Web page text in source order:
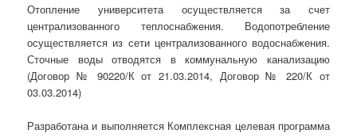
Отопление университета осуществляется за счет
централизованного теплоснабжения. Водопотребление
осуществляется из сети централизованного водоснабжения.
Сточные воды отводятся в коммунальную канализацию
(Договор № 90220/К от 21.03.2014, Договор № 220/К от
03.03.2014)
Разработана и выполняется Комплексная целевая программа